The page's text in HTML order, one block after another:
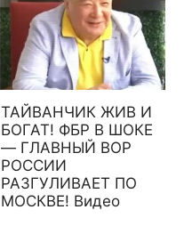
ТАЙВАНЧИК ЖИВ И
БОГАТ! ФБР В ШОКЕ
— ГЛАВНЫЙ ВОР
РОССИИ
РАЗГУЛИВАЕТ ПО
МОСКВЕ! Видео